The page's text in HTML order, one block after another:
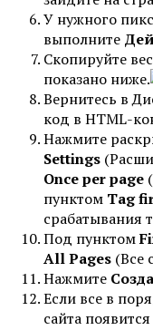
У нужного
выполните
Скопируйте
показано ниже.
Вернитесь в
код в HTML-
Нажмите
Settings
Once per page
пунктом Tag
срабатывания
Под пунктом
All Pages (Все
Нажмите
Если все в
сайта появится